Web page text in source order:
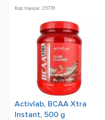
Код товара: 25778
Activlab, BCAA Xtra
Instant, 500 g